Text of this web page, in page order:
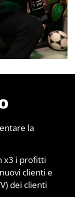
la
x3 i profitti
clienti e
dei clienti